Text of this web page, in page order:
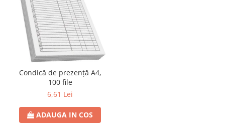
Condică de prezență A4,
100 file
6,61 Lei
ADAUGA IN COS